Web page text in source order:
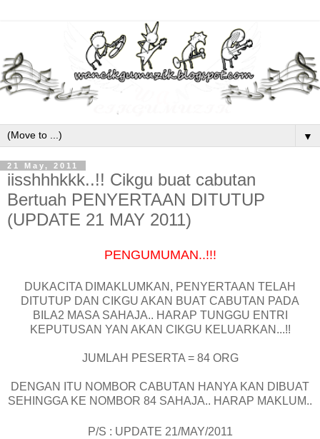
▼
21 May, 2011
iisshhhkkk..!! Cikgu buat cabutan
Bertuah PENYERTAAN DITUTUP
(UPDATE 21 MAY 2011)
PENGUMUMAN..!!!
DUKACITA DIMAKLUMKAN, PENYERTAAN TELAH
DITUTUP DAN CIKGU AKAN BUAT CABUTAN PADA
BILA2 MASA SAHAJA.. HARAP TUNGGU ENTRI
KEPUTUSAN YAN AKAN CIKGU KELUARKAN...!!
JUMLAH PESERTA = 84 ORG
DENGAN ITU NOMBOR CABUTAN HANYA KAN DIBUAT
SEHINGGA KE NOMBOR 84 SAHAJA.. HARAP MAKLUM..
P/S : UPDATE 21/MAY/2011